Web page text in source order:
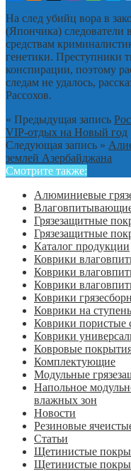
На след убийц вора в
(Япончика)
средствам
генетики. Преступники
конспирации, поэтому
следам не удалось,
Рассохов.
« Предыдущая запись
VIP-отдых на Новый год
Следующая запись »
землей Азербайджана
Смотрите также:
Алюминиевые
Грязезащитные
Грязезащитные
Каталог продукции
Коврики
Коврики
Коврики
Коврики
Коврики на
Коврики пористые
Коврики
Ковровые
Комплектующие
Модульные
Напольное
влажных зон
Новости
Резиновые
Статьи
Щетинистые
Щетинистые